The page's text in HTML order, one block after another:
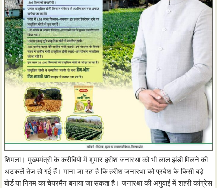
शिमला। मुख्यमंत्री के करीबियों में शुमार हरीश जनारथा को भी लाल झंडी मिलने की
अटकलें तेज हो गई हैं। माना जा रहा है कि हरीश जनारथा को प्रदेश के किसी बड़े
बोर्ड या निगम का चेयरमैन बनाया जा सकता है। जनारथा की अगुवाई में शहरी कांग्रेस